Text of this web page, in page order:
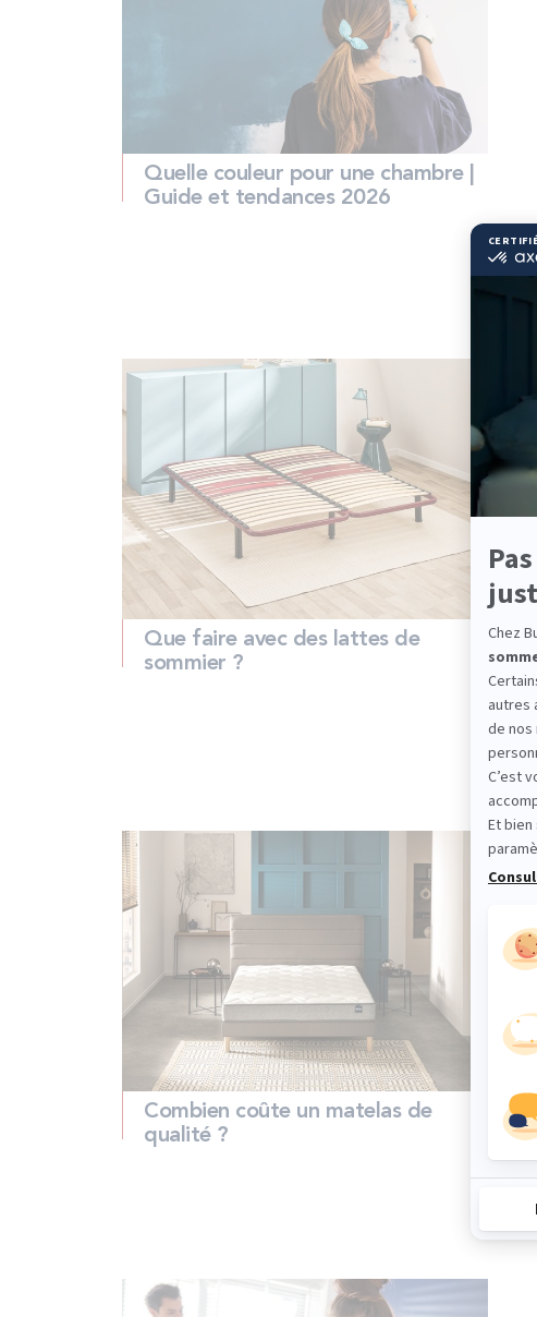
Quelle couleur pour une chambre |
Guide et tendances 2026
Que faire avec des lattes de
sommier ?
Combien coûte un matelas de
qualité ?